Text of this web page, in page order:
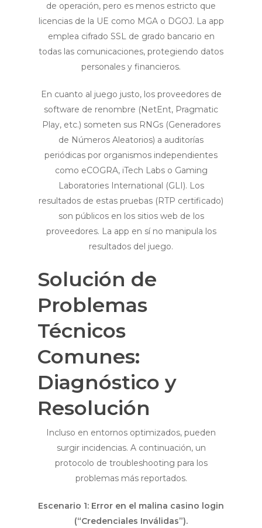
de operación, pero es menos estricto que
licencias de la UE como MGA o DGOJ. La app
emplea cifrado SSL de grado bancario en
todas las comunicaciones, protegiendo datos
personales y financieros.
En cuanto al juego justo, los proveedores de
software de renombre (NetEnt, Pragmatic
Play, etc.) someten sus RNGs (Generadores
de Números Aleatorios) a auditorías
periódicas por organismos independientes
como eCOGRA, iTech Labs o Gaming
Laboratories International (GLI). Los
resultados de estas pruebas (RTP certificado)
son públicos en los sitios web de los
proveedores. La app en sí no manipula los
resultados del juego.
Solución de
Problemas
Técnicos
Comunes:
Diagnóstico y
Resolución
Incluso en entornos optimizados, pueden
surgir incidencias. A continuación, un
protocolo de troubleshooting para los
problemas más reportados.
Escenario 1: Error en el malina casino login
(“Credenciales Inválidas”).